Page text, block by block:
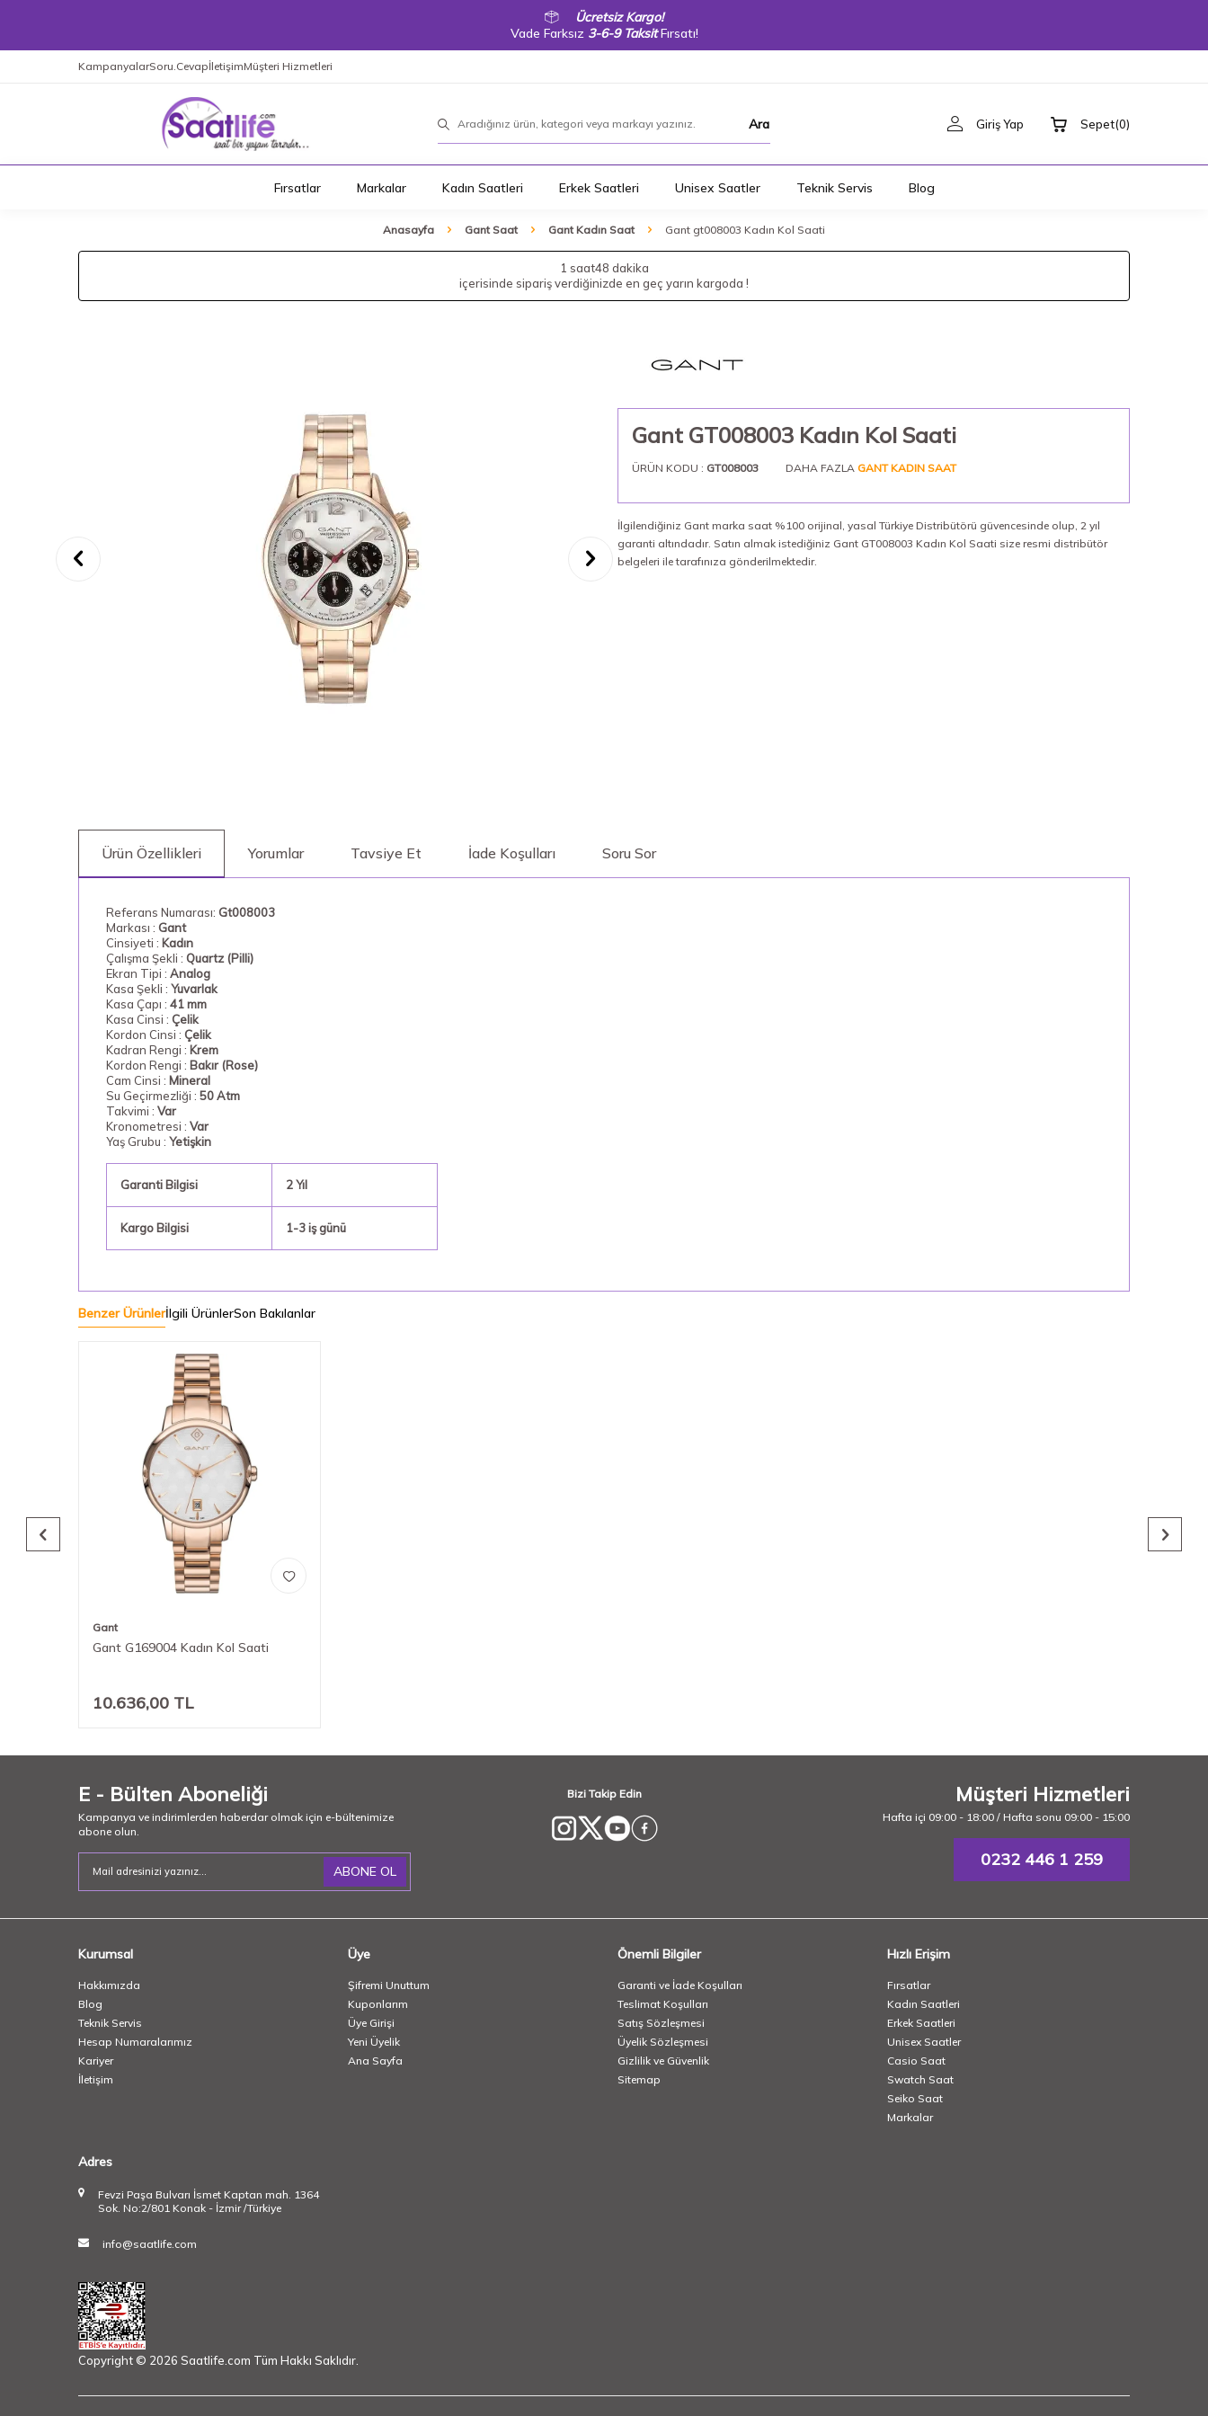
Ücretsiz Kargo!
Vade Farksız 3-6-9 TaksitFırsatı!
KampanyalarSoru.CevapİletişimMüşteri Hizmetleri
Ara Giriş Yap Sepet(0)
Fırsatlar Markalar Kadın Saatleri Erkek Saatleri Unisex Saatler Teknik Servis Blog
Anasayfa Gant Saat Gant Kadın Saat Gant gt008003 Kadın Kol Saati
1 saat48 dakika
içerisinde sipariş verdiğinizde en geç yarın kargoda !
Gant GT008003 Kadın Kol Saati
ÜRÜN KODU : GT008003 DAHA FAZLA GANT KADIN SAAT
İlgilendiğiniz Gant marka saat %100 orijinal, yasal Türkiye Distribütörü güvencesinde olup, 2 yıl
garanti altındadır. Satın almak istediğiniz Gant GT008003 Kadın Kol Saati size resmi distribütör
belgeleri ile tarafınıza gönderilmektedir.
Ürün Özellikleri Yorumlar Tavsiye Et İade Koşulları Soru Sor
Referans Numarası: Gt008003
Markası : Gant
Cinsiyeti : Kadın
Çalışma Şekli : Quartz (Pilli)
Ekran Tipi : Analog
Kasa Şekli : Yuvarlak
Kasa Çapı : 41 mm
Kasa Cinsi : Çelik
Kordon Cinsi : Çelik
Kadran Rengi : Krem
Kordon Rengi : Bakır (Rose)
Cam Cinsi : Mineral
Su Geçirmezliği : 50 Atm
Takvimi : Var
Kronometresi : Var
Yaş Grubu : Yetişkin
Garanti Bilgisi 2 Yıl
Kargo Bilgisi 1-3 iş günü
Benzer Ürünlerİlgili ÜrünlerSon Bakılanlar
Gant
Gant G169004 Kadın Kol Saati
10.636,00 TL
E - Bülten Aboneliği
Kampanya ve indirimlerden haberdar olmak için e-bültenimize
abone olun.
ABONE OL
Bizi Takip Edin Müşteri Hizmetleri
Hafta içi 09:00 - 18:00 / Hafta sonu 09:00 - 15:00
0232 446 1 259
Kurumsal
Hakkımızda
Blog
Teknik Servis
Hesap Numaralarımız
Kariyer
İletişim
Üye
Şifremi Unuttum
Kuponlarım
Üye Girişi
Yeni Üyelik
Ana Sayfa
Önemli Bilgiler
Garanti ve İade Koşulları
Teslimat Koşulları
Satış Sözleşmesi
Üyelik Sözleşmesi
Gizlilik ve Güvenlik
Sitemap
Hızlı Erişim
Fırsatlar
Kadın Saatleri
Erkek Saatleri
Unisex Saatler
Casio Saat
Swatch Saat
Seiko Saat
Markalar
Adres
Fevzi Paşa Bulvarı İsmet Kaptan mah. 1364
Sok. No:2/801 Konak - İzmir /Türkiye
info@saatlife.com
Copyright © 2026 Saatlife.com Tüm Hakkı Saklıdır.